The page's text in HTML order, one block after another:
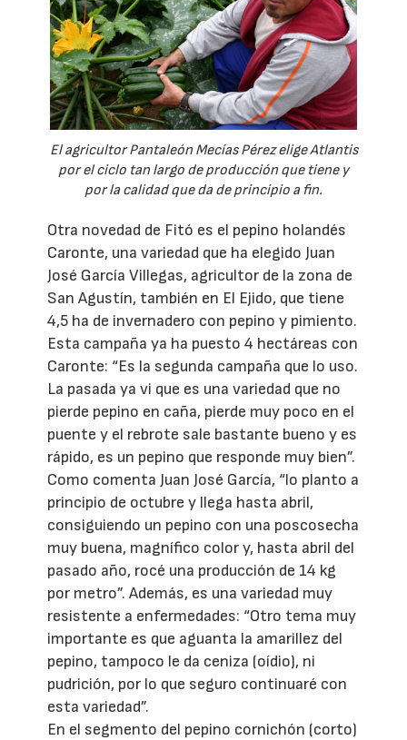
El agricultor Pantaleón Mecías Pérez elige Atlantis
por el ciclo tan largo de producción que tiene y
por la calidad que da de principio a fin.
Otra novedad de Fitó es el pepino holandés
Caronte, una variedad que ha elegido Juan
José García Villegas, agricultor de la zona de
San Agustín, también en El Ejido, que tiene
4,5 ha de invernadero con pepino y pimiento.
Esta campaña ya ha puesto 4 hectáreas con
Caronte: “Es la segunda campaña que lo uso.
La pasada ya vi que es una variedad que no
pierde pepino en caña, pierde muy poco en el
puente y el rebrote sale bastante bueno y es
rápido, es un pepino que responde muy bien”.
Como comenta Juan José García, “lo planto a
principio de octubre y llega hasta abril,
consiguiendo un pepino con una poscosecha
muy buena, magnífico color y, hasta abril del
pasado año, rocé una producción de 14 kg
por metro”. Además, es una variedad muy
resistente a enfermedades: “Otro tema muy
importante es que aguanta la amarillez del
pepino, tampoco le da ceniza (oídio), ni
pudrición, por lo que seguro continuaré con
esta variedad”.
En el segmento del pepino cornichón (corto)